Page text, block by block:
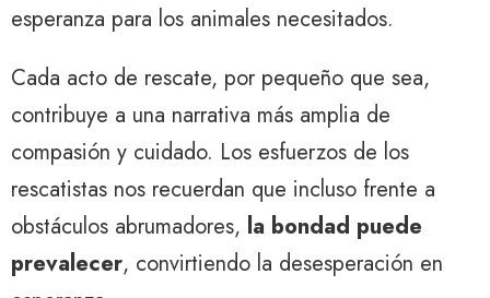
esperanza para los animales necesitados.
Cada acto de rescate, por pequeño que sea,
contribuye a una narrativa más amplia de
compasión y cuidado. Los esfuerzos de los
rescatistas nos recuerdan que incluso frente a
obstáculos abrumadores, la bondad puede
prevalecer, convirtiendo la desesperación en